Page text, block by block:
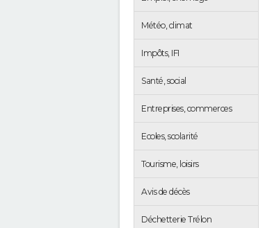
Météo, climat
Impôts, IFI
Santé, social
Entreprises, commerces
Ecoles, scolarité
Tourisme, loisirs
Avis de décès
Déchetterie Trélon